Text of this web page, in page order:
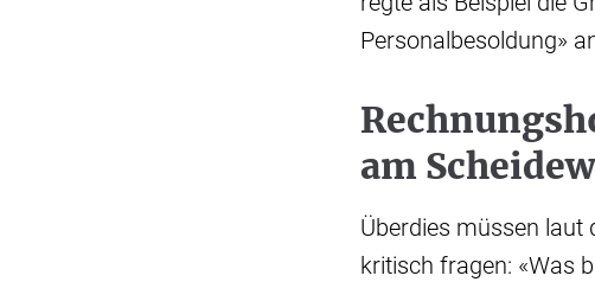
Personalbesoldung»
am
Überdies müssen laut
kritisch fragen: «Was